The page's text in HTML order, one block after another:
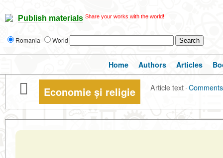
Publish materials Share your works with the world!
Romania World
Home Authors Articles
Economie și religie Article text·Comments